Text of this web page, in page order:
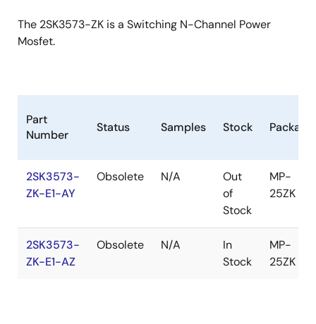
The 2SK3573-ZK is a Switching N-Channel Power
Mosfet.
Part
Number
Status Samples Stock Package
2SK3573-
ZK-E1-AY
Obsolete N/A
Out
of
Stock
MP-
25ZK
2SK3573-
ZK-E1-AZ
Obsolete N/A
In
Stock
MP-
25ZK